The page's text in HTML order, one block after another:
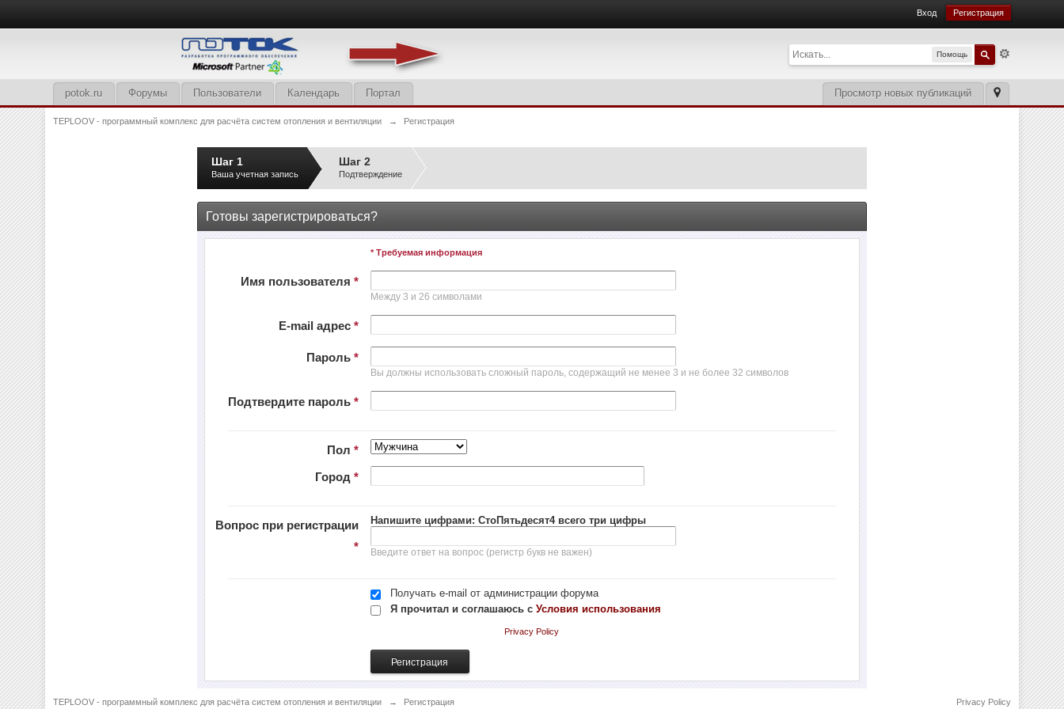
Вход Регистрация
Помощь
Просмотр новых публикаций
potok.ru Форумы Пользователи Календарь Портал
TEPLOOV - программный комплекс для расчёта систем отопления и вентиляции → Регистрация
Шаг 1
Ваша учетная запись
Шаг 2
Подтверждение
Готовы зарегистрироваться?
* Требуемая информация
Имя пользователя *
Между 3 и 26 символами
E-mail адрес *
Пароль *
Вы должны использовать сложный пароль, содержащий не менее 3 и не более 32 символов
Подтвердите пароль *
Пол *
Город *
Вопрос при регистрации
*
Напишите цифрами: СтоПятьдесят4 всего три цифры
Введите ответ на вопрос (регистр букв не важен)
Получать e-mail от администрации форума
Я прочитал и соглашаюсь с Условия использования
Privacy Policy
TEPLOOV - программный комплекс для расчёта систем отопления и вентиляции → Регистрация Privacy Policy